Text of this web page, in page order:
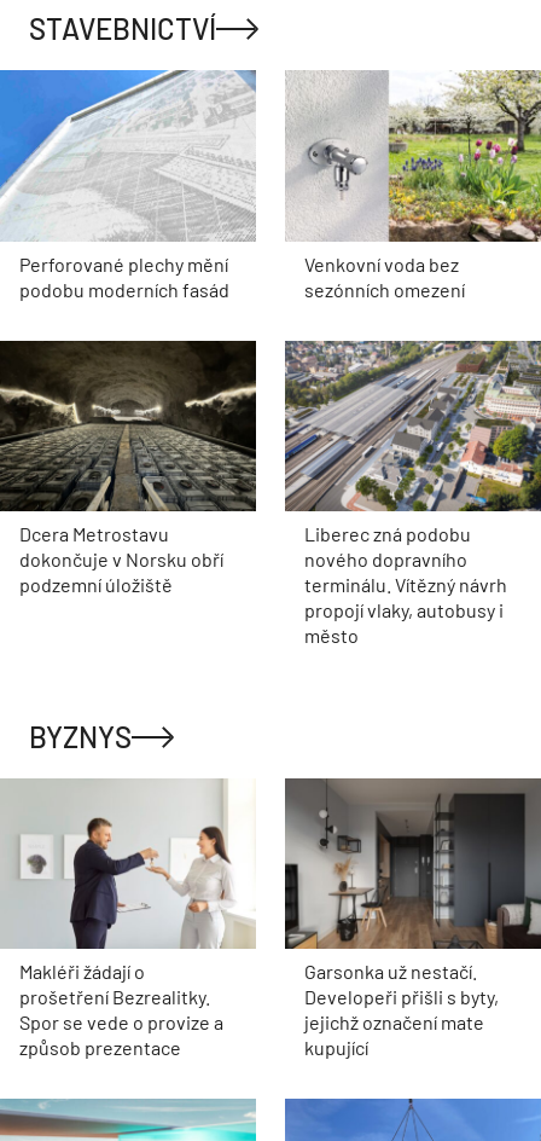
STAVEBNICTVÍ
Perforované plechy mění
podobu moderních fasád
Venkovní voda bez
sezónních omezení
Dcera Metrostavu
dokončuje v Norsku obří
podzemní úložiště
Liberec zná podobu
nového dopravního
terminálu. Vítězný návrh
propojí vlaky, autobusy i
město
BYZNYS
Makléři žádají o
prošetření Bezrealitky.
Spor se vede o provize a
způsob prezentace
Garsonka už nestačí.
Developeři přišli s byty,
jejichž označení mate
kupující